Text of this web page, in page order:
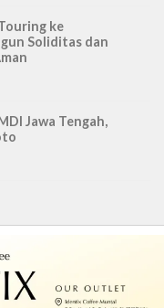
ke
Soliditas dan
Jawa Tengah,